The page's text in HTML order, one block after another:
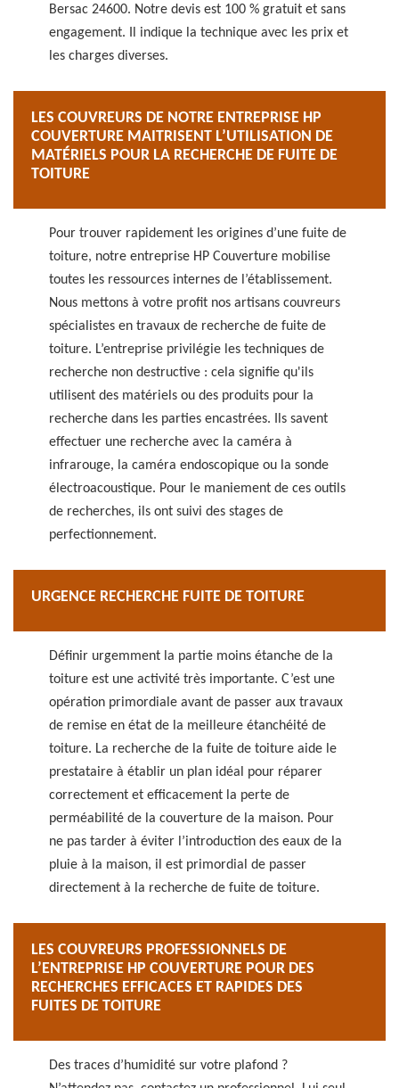
Bersac 24600. Notre devis est 100 % gratuit et sans
engagement. Il indique la technique avec les prix et
les charges diverses.
LES COUVREURS DE NOTRE ENTREPRISE HP
COUVERTURE MAITRISENT L’UTILISATION DE
MATÉRIELS POUR LA RECHERCHE DE FUITE DE
TOITURE
Pour trouver rapidement les origines d’une fuite de
toiture, notre entreprise HP Couverture mobilise
toutes les ressources internes de l’établissement.
Nous mettons à votre profit nos artisans couvreurs
spécialistes en travaux de recherche de fuite de
toiture. L’entreprise privilégie les techniques de
recherche non destructive : cela signifie qu'ils
utilisent des matériels ou des produits pour la
recherche dans les parties encastrées. Ils savent
effectuer une recherche avec la caméra à
infrarouge, la caméra endoscopique ou la sonde
électroacoustique. Pour le maniement de ces outils
de recherches, ils ont suivi des stages de
perfectionnement.
URGENCE RECHERCHE FUITE DE TOITURE
Définir urgemment la partie moins étanche de la
toiture est une activité très importante. C’est une
opération primordiale avant de passer aux travaux
de remise en état de la meilleure étanchéité de
toiture. La recherche de la fuite de toiture aide le
prestataire à établir un plan idéal pour réparer
correctement et efficacement la perte de
perméabilité de la couverture de la maison. Pour
ne pas tarder à éviter l’introduction des eaux de la
pluie à la maison, il est primordial de passer
directement à la recherche de fuite de toiture.
LES COUVREURS PROFESSIONNELS DE
L’ENTREPRISE HP COUVERTURE POUR DES
RECHERCHES EFFICACES ET RAPIDES DES
FUITES DE TOITURE
Des traces d’humidité sur votre plafond ?